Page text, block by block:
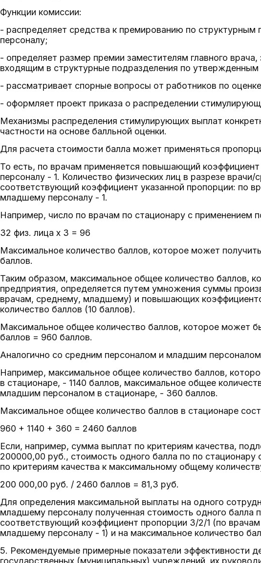
Функции комиссии:
- распределяет средства к премированию по
персоналу;
- определяет размер премии заместителям главного
входящим в структурные подразделения по утвержденным
- рассматривает спорные вопросы от работников по
- оформляет проект приказа о распределении
Механизмы распределения стимулирующих выплат
частности на основе балльной оценки.
Для расчета стоимости балла может применяться
То есть, по врачам применяется повышающий
персоналу - 1. Количество физических лиц в разрезе
соответствующий коэффициент указанной пропорции: по
младшему персоналу - 1.
Например, число по врачам по стационару с применением
32 физ. лица x 3 = 96
Максимальное количество баллов, которое может
баллов.
Таким образом, максимальное общее количество баллов,
предприятия, определяется путем умножения суммы
врачам, среднему, младшему) и повышающих
количество баллов (10 баллов).
Максимальное общее количество баллов, которое может
баллов = 960 баллов.
Аналогично со средним персоналом и младшим
Например, максимальное общее количество баллов,
в стационаре, - 1140 баллов, максимальное общее
младшим персоналом в стационаре, - 360 баллов.
Максимальное общее количество баллов в стационаре
960 + 1140 + 360 = 2460 баллов
Если, например, сумма выплат по критериям качества,
200000,00 руб., стоимость одного балла по по
по критериям качества к максимальному общему
200 000,00 руб. / 2460 баллов = 81,3 руб.
Для определения максимальной выплаты на одного
младшему персоналу полученная стоимость одного
соответствующий коэффициент пропорции 3/2/1 (по
младшему персоналу - 1) и на максимальное количество
5. Рекомендуемые примерные показатели эффективности
государственных (муниципальных) учреждений, их